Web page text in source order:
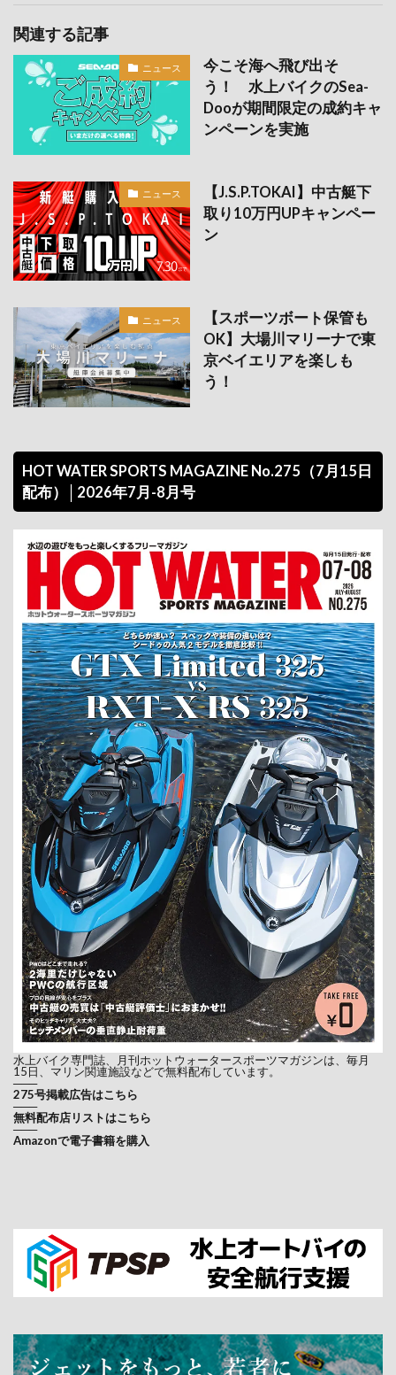
関連する記事
ニュース
今こそ海へ飛び出そ
う！ 水上バイクのSea-
Dooが期間限定の成約キャ
ンペーンを実施
ニュース
【J.S.P.TOKAI】中古艇下
取り10万円UPキャンペー
ン
ニュース
【スポーツボート保管も
OK】大場川マリーナで東
京ベイエリアを楽しも
う！
HOT WATER SPORTS MAGAZINE No.275（7月15日
配布）│2026年7月-8月号
水上バイク専門誌、月刊ホットウォータースポーツマガジンは、毎月
15日、マリン関連施設などで無料配布しています。
───
275号掲載広告はこちら
───
無料配布店リストはこちら
───
Amazonで電子書籍を購入